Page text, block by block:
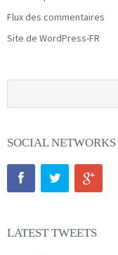
Flux des commentaires
Site de WordPress-FR
SOCIAL NETWORKS
LATEST TWEETS